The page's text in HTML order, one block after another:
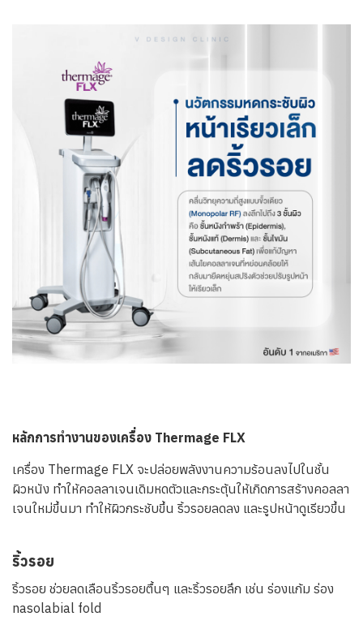
หลักการทำงานของเครื่อง Thermage FLX
เครื่อง Thermage FLX จะปล่อยพลังงานความร้อนลงไปในชั้น
ผิวหนัง ทำให้คอลลาเจนเดิมหดตัวและกระตุ้นให้เกิดการสร้างคอลลา
เจนใหม่ขึ้นมา ทำให้ผิวกระชับขึ้น ริ้วรอยลดลง และรูปหน้าดูเรียวขึ้น
ริ้วรอย
ริ้วรอย ช่วยลดเลือนริ้วรอยตื้นๆ และริ้วรอยลึก เช่น ร่องแก้ม ร่อง
nasolabial fold